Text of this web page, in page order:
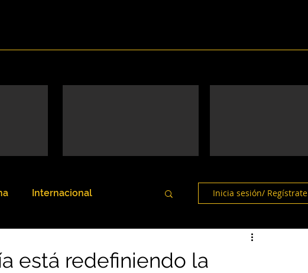
Internacional Inicia sesión/ Regístrate
está redefiniendo la